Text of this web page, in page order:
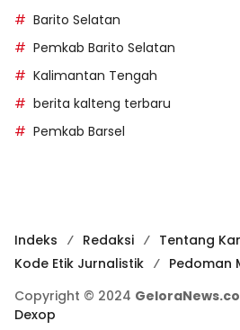
Barito Selatan
Pemkab Barito Selatan
Kalimantan Tengah
berita kalteng terbaru
Pemkab Barsel
Indeks Redaksi
Tentang
Kode Etik Jurnalistik
Pedoman
Copyright © 2024 GeloraNews.co
Dexop